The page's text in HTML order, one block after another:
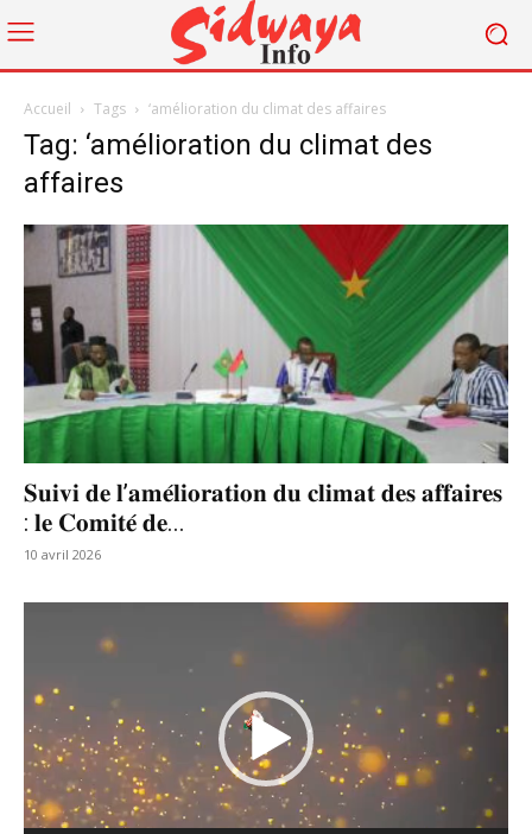
Accueil Tags ‘amélioration du climat des affaires
Tag: ‘amélioration du climat des
affaires
𝐒𝐮𝐢𝐯𝐢 𝐝𝐞 𝐥’𝐚𝐦𝐞́𝐥𝐢𝐨𝐫𝐚𝐭𝐢𝐨𝐧 𝐝𝐮 𝐜𝐥𝐢𝐦𝐚𝐭 𝐝𝐞𝐬 𝐚𝐟𝐟𝐚𝐢𝐫𝐞𝐬
: 𝐥𝐞 𝐂𝐨𝐦𝐢𝐭𝐞́ 𝐝𝐞...
10 avril 2026